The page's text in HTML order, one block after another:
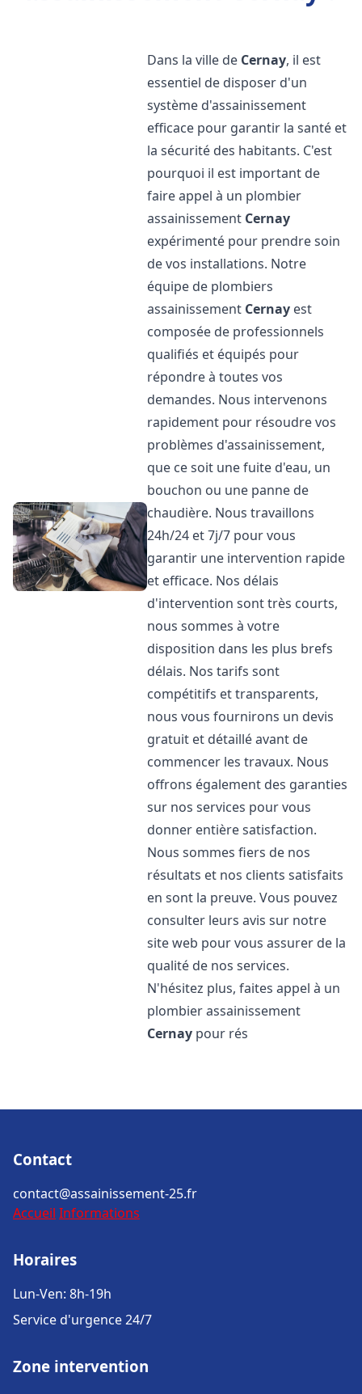
Dans la ville de Cernay, il est
essentiel de disposer d'un
système d'assainissement
efficace pour garantir la santé et
la sécurité des habitants. C'est
pourquoi il est important de
faire appel à un plombier
assainissement Cernay
expérimenté pour prendre soin
de vos installations. Notre
équipe de plombiers
assainissement Cernay est
composée de professionnels
qualifiés et équipés pour
répondre à toutes vos
demandes. Nous intervenons
rapidement pour résoudre vos
problèmes d'assainissement,
que ce soit une fuite d'eau, un
bouchon ou une panne de
chaudière. Nous travaillons
24h/24 et 7j/7 pour vous
garantir une intervention rapide
et efficace. Nos délais
d'intervention sont très courts,
nous sommes à votre
disposition dans les plus brefs
délais. Nos tarifs sont
compétitifs et transparents,
nous vous fournirons un devis
gratuit et détaillé avant de
commencer les travaux. Nous
offrons également des garanties
sur nos services pour vous
donner entière satisfaction.
Nous sommes fiers de nos
résultats et nos clients satisfaits
en sont la preuve. Vous pouvez
consulter leurs avis sur notre
site web pour vous assurer de la
qualité de nos services.
N'hésitez plus, faites appel à un
plombier assainissement
Cernay pour rés
Contact
contact@assainissement-25.fr
Accueil Informations
Horaires
Lun-Ven: 8h-19h
Service d'urgence 24/7
Zone intervention